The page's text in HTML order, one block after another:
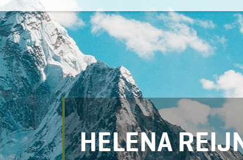
HELENA